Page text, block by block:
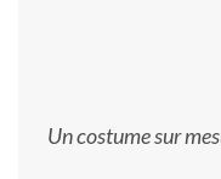
Un costume sur